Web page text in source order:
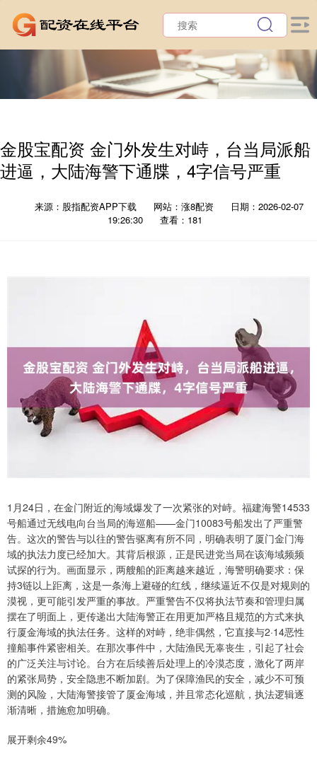
金股宝配资 金门外发生对峙，台当局派船
进逼，大陆海警下通牒，4字信号严重
来源：股指配资APP下载 网站：涨8配资
日期：2026-02-07
19:26:30
查看：181
1月24日，在金门附近的海域爆发了一次紧张的对峙。福建海警14533
号船通过无线电向台当局的海巡船——金门10083号船发出了严重警
告。这次的警告与以往的警告驱离有所不同，明确表明了厦门金门海
域的执法力度已经加大。其背后根源，正是民进党当局在该海域频频
试探的行为。画面显示，两艘船的距离越来越近，海警明确要求：保
持3链以上距离，这是一条海上避碰的红线，继续逼近不仅是对规则的
漠视，更可能引发严重的事故。严重警告不仅将执法节奏和管理归属
摆在了明面上，更传递出大陆海警正在用更加严格且规范的方式来执
行厦金海域的执法任务。这样的对峙，绝非偶然，它直接与2·14恶性
撞船事件紧密相关。在那次事件中，大陆渔民无辜丧生，引起了社会
的广泛关注与讨论。台方在后续善后处理上的冷漠态度，激化了两岸
的紧张局势，安全隐患不断加剧。为了保障渔民的安全，减少不可预
测的风险，大陆海警接管了厦金海域，并且常态化巡航，执法逻辑逐
渐清晰，措施愈加明确。
展开剩余49%